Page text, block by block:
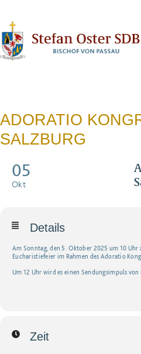
ADORATIO
SALZBURG
05
Okt
Details
Am Sonntag, den 5. Oktober 2025 um 10 Uhr
Eucharistiefeier im Rahmen des Adoratio
Um 12 Uhr wird es einen Sendungsimpuls von
Zeit